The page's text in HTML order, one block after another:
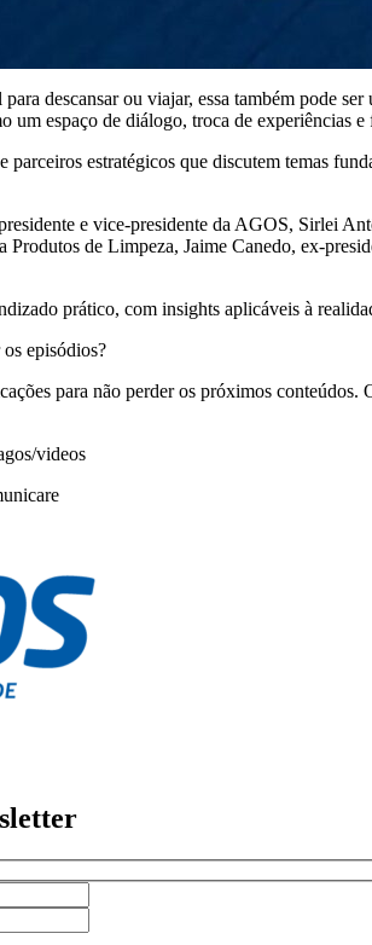
descansar ou viajar, essa também pode
um espaço de diálogo, troca de experiências
parceiros estratégicos que discutem temas
e vice-presidente da AGOS, Sirlei
de Limpeza, Jaime Canedo, ex-
prático, com insights aplicáveis à
episódios?
para não perder os próximos
videos